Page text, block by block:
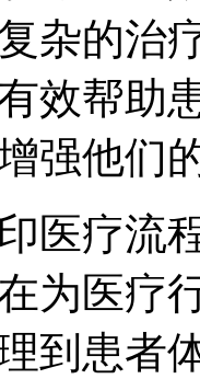
杂的治
效帮助
强他们
医疗流
为医疗
到患者